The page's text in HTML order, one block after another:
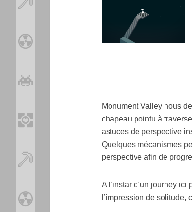
Monument Valley nous
chapeau pointu à
astuces de perspective
Quelques mécanismes
perspective afin de
A l’instar d’un journey
l’impression de solitude,